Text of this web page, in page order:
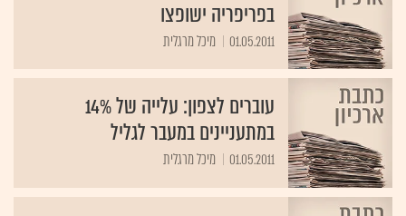
בפריפריה ישופצו
01.05.2011 מיכל מרגלית
עוברים לצפון: עלייה של 14%
במתעניינים במעבר לגליל
01.05.2011 מיכל מרגלית